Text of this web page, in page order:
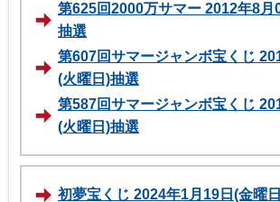
第625回2000万サマー 2012年8月
抽選
第607回サマージャンボ宝くじ
(火曜日)抽選
第587回サマージャンボ宝くじ
(火曜日)抽選
初夢宝くじ 2024年1月19日(金曜